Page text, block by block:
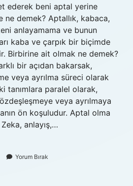
ederek beni aptal yerine
ne demek? Aptallık, kabaca,
anlayamama ve bunun
kaba ve çarpık bir biçimde
Birbirine ait olmak ne demek?
bir açıdan bakarsak,
veya ayrılma süreci olarak
tanımlara paralel olarak,
veya ayrılmaya
ön koşuludur. Aptal olma
anlayış,…
Yorum Bırak